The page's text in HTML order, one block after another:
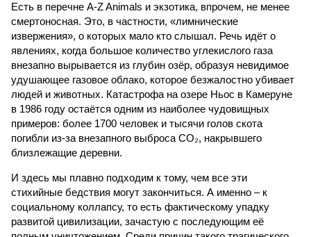
Есть в перечне A-Z Animals и экзотика, впрочем, не менее
смертоносная. Это, в частности, «лимнические
извержения», о которых мало кто слышал. Речь идёт о
явлениях, когда большое количество углекислого газа
внезапно вырывается из глубин озёр, образуя невидимое
удушающее газовое облако, которое безжалостно убивает
людей и животных. Катастрофа на озере Ньос в Камеруне
в 1986 году остаётся одним из наиболее чудовищных
примеров: более 1700 человек и тысячи голов скота
погибли из-за внезапного выброса CO₂, накрывшего
близлежащие деревни.
И здесь мы плавно подходим к тому, чем все эти
стихийные бедствия могут закончиться. А именно – к
социальному коллапсу, то есть фактическому упадку
развитой цивилизации, зачастую с последующим её